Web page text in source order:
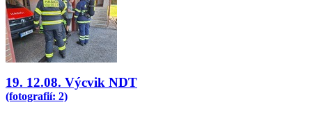
19. 12.08. Výcvik NDT
(fotografií: 2)